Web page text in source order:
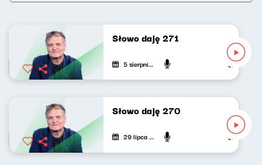
Słowo daję 271
5 sierpnia 2026 Jarosław
Słowo daję 270
29 lipca 2026 Jarosław